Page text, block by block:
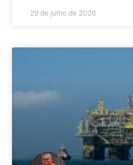
29 de julho de 2026